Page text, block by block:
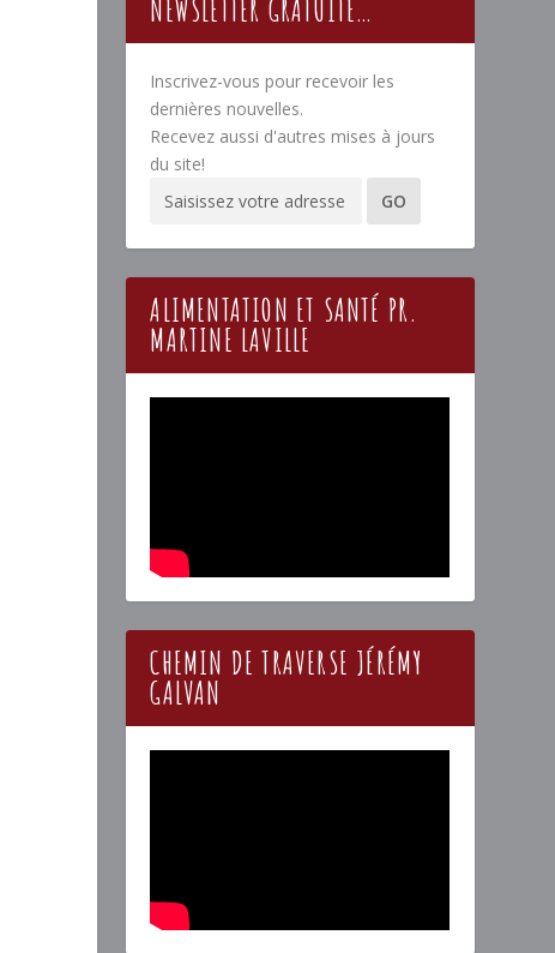
NEWSLETTER GRATUITE…
Inscrivez-vous pour recevoir les
dernières nouvelles.
Recevez aussi d'autres mises à jours
du site!
ALIMENTATION ET SANTÉ PR.
MARTINE LAVILLE
CHEMIN DE TRAVERSE JÉRÉMY
GALVAN